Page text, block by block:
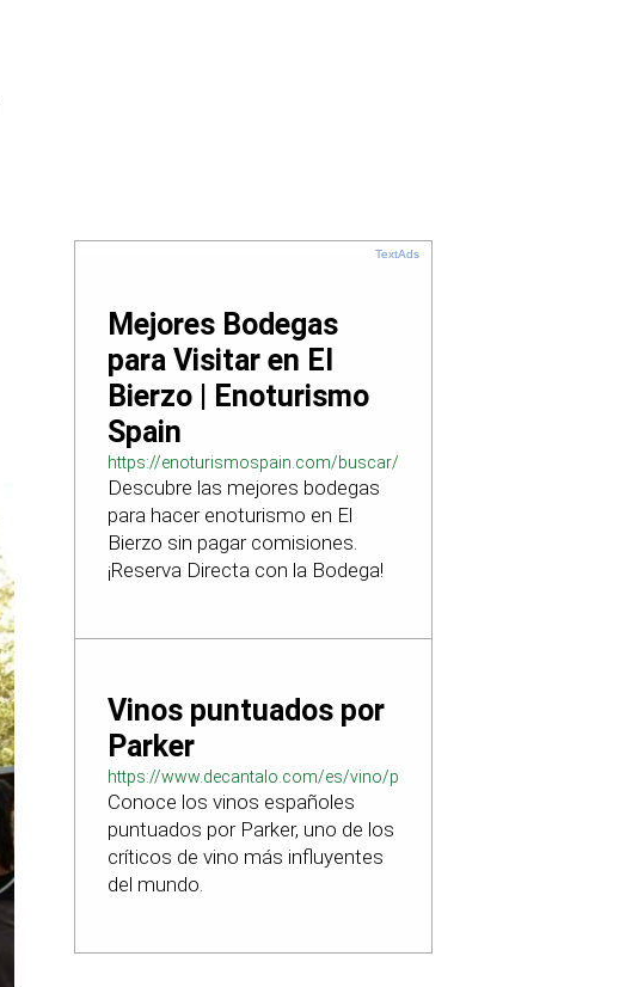
TextAds
Mejores Bodegas
para Visitar en El
Bierzo | Enoturismo
Spain
https://enoturismospain.com/buscar/ciudad-
visitar-bodegas-en-leon
Descubre las mejores bodegas
para hacer enoturismo en El
Bierzo sin pagar comisiones.
¡Reserva Directa con la Bodega!
Vinos puntuados por
Parker
https://www.decantalo.com/es/vino/puntuacion_parker/
Conoce los vinos españoles
puntuados por Parker, uno de los
críticos de vino más influyentes
del mundo.